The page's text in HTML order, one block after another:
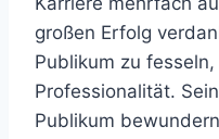
großen Erfolg
Publikum zu
Professionalität.
Publikum